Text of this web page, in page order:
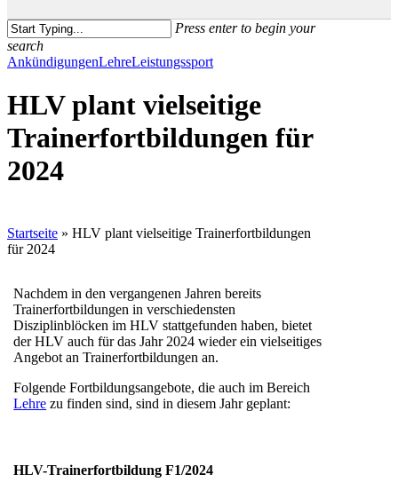
Press enter to begin your
search
Close
AnkündigungenLehreLeistungssport
HLV plant vielseitige
Trainerfortbildungen für
2024
Startseite » HLV plant vielseitige Trainerfortbildungen
für 2024
Nachdem in den vergangenen Jahren bereits
Trainerfortbildungen in verschiedensten
Disziplinblöcken im HLV stattgefunden haben, bietet
der HLV auch für das Jahr 2024 wieder ein vielseitiges
Angebot an Trainerfortbildungen an.
Folgende Fortbildungsangebote, die auch im Bereich
Lehre zu finden sind, sind in diesem Jahr geplant:
HLV-Trainerfortbildung F1/2024